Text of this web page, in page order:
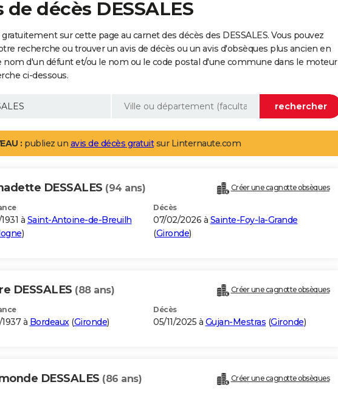
de décès DESSALES
sur cette page au carnet des décès des DESSALES. Vous pouvez
recherche ou trouver un avis de décès ou un avis d'obsèques plus ancien en
nom d'un défunt et/ou le nom ou le code postal d'une commune dans le moteur
ci-dessous.
: publiez un avis de décès gratuitsur Linternaute.com
DESSALES (94 ans) Créer une cagnotte obsèques
à Saint-Antoine-de-Breuilh
)
Décès
07/02/2026 à Sainte-Foy-la-Grande
(Gironde)
DESSALES (88 ans) Créer une cagnotte obsèques
à Bordeaux(Gironde)
Décès
05/11/2025 à Gujan-Mestras (Gironde)
DESSALES (86 ans) Créer une cagnotte obsèques